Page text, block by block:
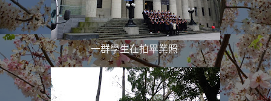
一群學生在拍畢業照